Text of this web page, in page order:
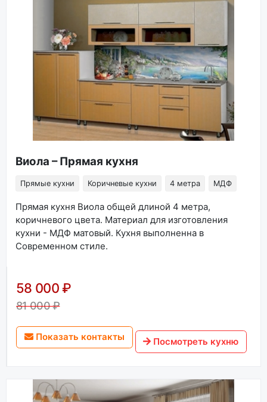
Виола – Прямая кухня
Прямые кухни Коричневые кухни 4 метра МДФ
Прямая кухня Виола общей длиной 4 метра,
коричневого цвета. Материал для изготовления
кухни - МДФ матовый. Кухня выполненна в
Современном стиле.
58 000 ₽
81 000 ₽
Показать контакты Посмотреть кухню